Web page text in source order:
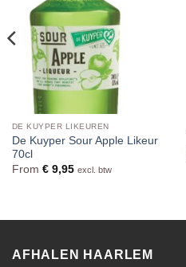
DE KUYPER LIKEUREN
De Kuyper Sour Apple Likeur
70cl
From €9,95 excl. btw
AFHALEN HAARLEM